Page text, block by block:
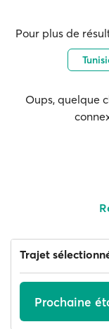
Pour plus de
Oups, quelque
Trajet
Prochaine